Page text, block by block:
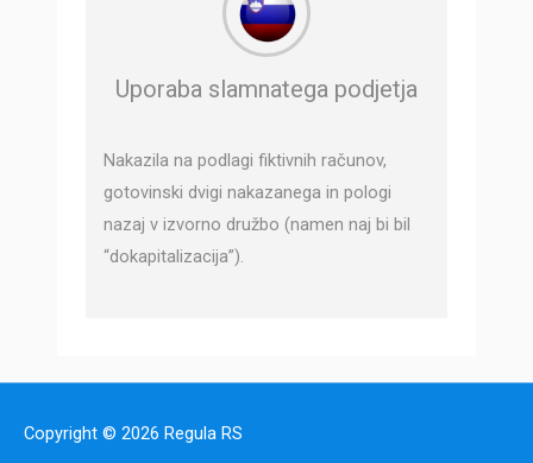
Uporaba slamnatega podjetja
Nakazila na podlagi fiktivnih računov,
gotovinski dvigi nakazanega in pologi
nazaj v izvorno družbo (namen naj bi bil
“dokapitalizacija”).
Copyright © 2026 Regula RS